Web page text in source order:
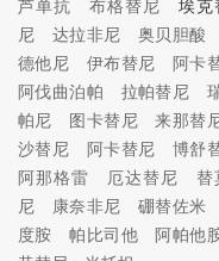
芦单抗
布格替尼 埃克
尼
达拉非尼 奥贝胆酸
德他尼
伊布替尼 阿卡
阿伐曲泊帕
拉帕替尼
帕尼
图卡替尼 来那替
沙替尼
阿卡替尼 博舒
阿那格雷
厄达替尼 替
尼
康奈非尼 硼替佐米
度胺
帕比司他 阿帕他